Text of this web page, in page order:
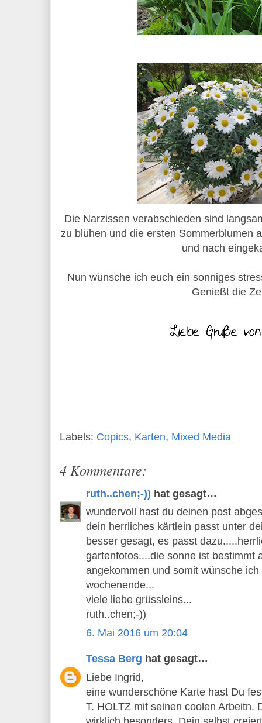
Die Narzissen verabschieden sind
zu blühen und die ersten Sommerblumen
und nach
Nun wünsche ich euch ein sonniges
Genießt die
Labels: Copics, Karten, Mixed Media
4 Kommentare:
ruth..chen;-)) hat gesagt…
wundervoll hast du deinen post
dein herrliches kärtlein passt unter
besser gesagt, es passt
gartenfotos....die sonne ist bestimmt
angekommen und somit wünsche
wochenende...
viele liebe grüssleins...
ruth..chen;-))
6. Mai 2016 um 20:04
Tessa Berg hat gesagt…
Liebe Ingrid,
eine wunderschöne Karte hast Du
T. HOLTZ mit seinen coolen Arbeitn.